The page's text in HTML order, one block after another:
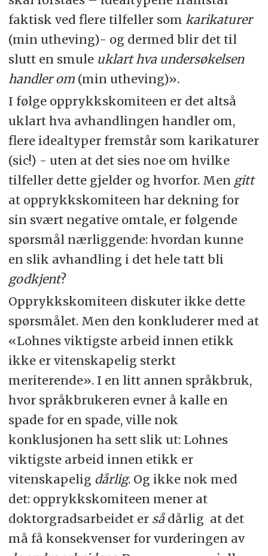
faktisk ved flere tilfeller som karikaturer
(min utheving)- og dermed blir det til
slutt en smuleuklart hva undersøkelsen
handler om(min utheving)».
I følge opprykkskomiteen er det altså
uklart hva avhandlingen handler om,
flere idealtyper fremstår som karikaturer
(sic!) - uten at det sies noe om hvilke
tilfeller dette gjelder og hvorfor. Men gitt
at opprykkskomiteen har dekning for
sin svært negative omtale, er følgende
spørsmål nærliggende: hvordan kunne
en slik avhandling i det hele tatt bli
godkjent?
Opprykkskomiteen diskuter ikke dette
spørsmålet. Men den konkluderer med at
«Lohnes viktigste arbeid innen etikk
ikke er vitenskapelig sterkt
meriterende». I en litt annen språkbruk,
hvor språkbrukeren evner å kalle en
spade for en spade, ville nok
konklusjonen ha sett slik ut: Lohnes
viktigste arbeid innen etikk er
vitenskapelig dårlig. Og ikke nok med
det: opprykkskomiteen mener at
doktorgradsarbeidet er sådårlig at det
må få konsekvenser for vurderingen av